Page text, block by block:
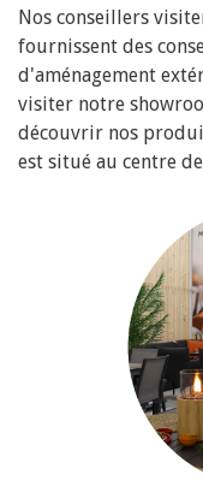
Nos conseillers
fournissent des
d'aménagement
visiter notre
découvrir nos
est situé au centre